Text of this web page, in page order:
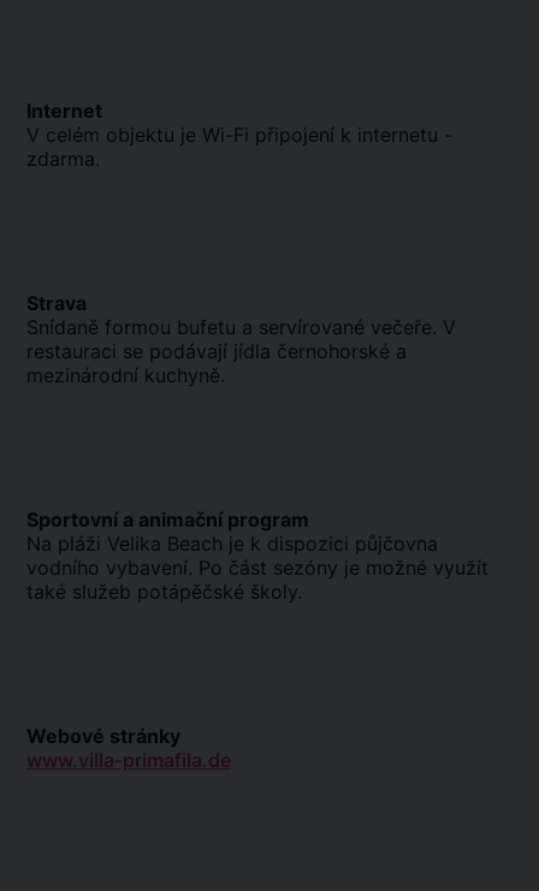
Internet
V celém objektu je Wi-Fi připojení k internetu -
zdarma.
Strava
Snídaně formou bufetu a servírované večeře. V
restauraci se podávají jídla černohorské a
mezinárodní kuchyně.
Sportovní a animační program
Na pláži Velika Beach je k dispozici půjčovna
vodního vybavení. Po část sezóny je možné využít
také služeb potápěčské školy.
Webové stránky
www.villa-primafila.de